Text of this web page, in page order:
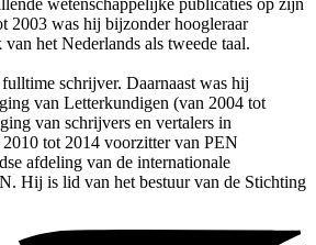
wetenschappelijke publicaties op zijn
2003 was hij bijzonder hoogleraar
het Nederlands als tweede taal.
schrijver. Daarnaast was hij
van Letterkundigen (van 2004 tot
van schrijvers en vertalers in
tot 2014 voorzitter van PEN
afdeling van de internationale
Hij is lid van het bestuur van de Stichting